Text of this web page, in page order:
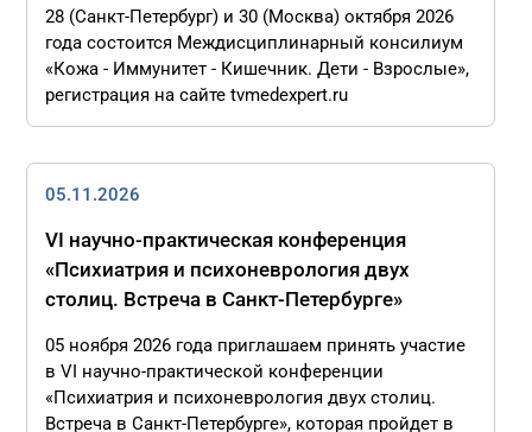
28 (Санкт-Петербург) и 30 (Москва) октября 2026
года состоится Междисциплинарный консилиум
«Кожа - Иммунитет - Кишечник. Дети - Взрослые»,
регистрация на сайте tvmedexpert.ru
05.11.2026
VI научно-практическая конференция
«Психиатрия и психоневрология двух
столиц. Встреча в Санкт-Петербурге»
05 ноября 2026 года приглашаем принять участие
в VI научно-практической конференции
«Психиатрия и психоневрология двух столиц.
Встреча в Санкт-Петербурге», которая пройдет в